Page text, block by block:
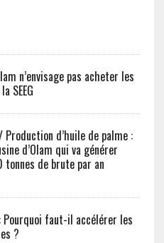
n’envisage pas acheter les
SEEG
Production d’huile de palme :
d’Olam qui va générer
de brute par an
Pourquoi faut-il accélérer les
?